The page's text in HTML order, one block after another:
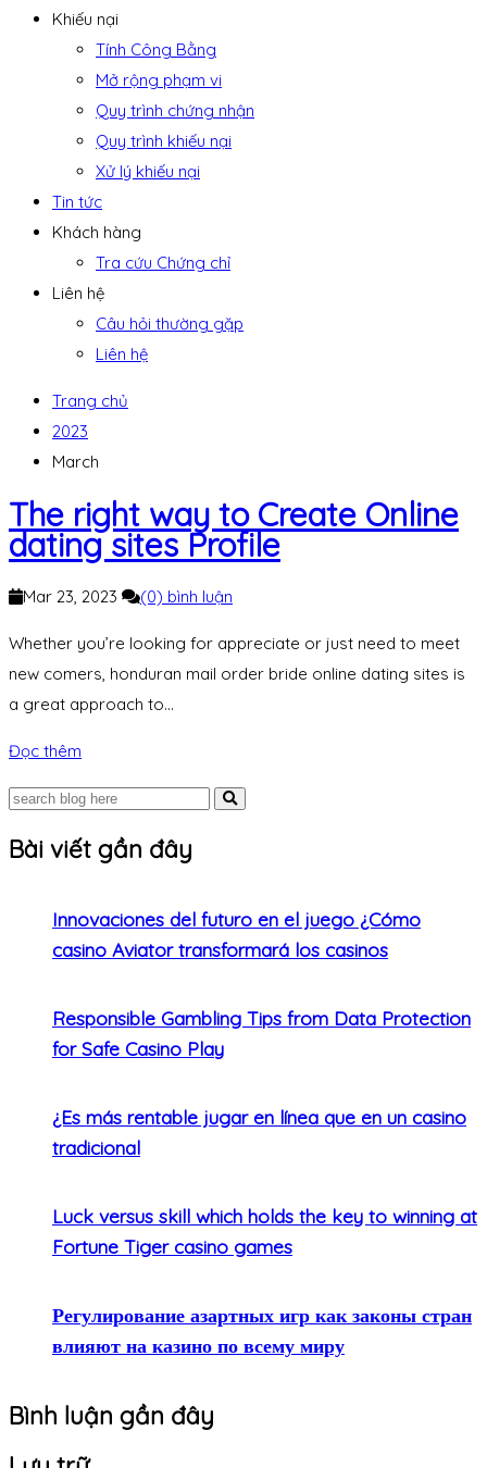
Khiếu nại
Tính Công Bằng
Mở rộng phạm vi
Quy trình chứng nhận
Quy trình khiếu nại
Xử lý khiếu nại
Tin tức
Khách hàng
Tra cứu Chứng chỉ
Liên hệ
Câu hỏi thường gặp
Liên hệ
Trang chủ
2023
March
The right way to Create Online
dating sites Profile
Mar 23, 2023 (0) bình luận
Whether you’re looking for appreciate or just need to meet
new comers, honduran mail order bride online dating sites is
a great approach to...
Đọc thêm
Bài viết gần đây
Innovaciones del futuro en el juego ¿Cómo
casino Aviator transformará los casinos
Responsible Gambling Tips from Data Protection
for Safe Casino Play
¿Es más rentable jugar en línea que en un casino
tradicional
Luck versus skill which holds the key to winning at
Fortune Tiger casino games
Регулирование азартных игр как законы стран
влияют на казино по всему миру
Bình luận gần đây